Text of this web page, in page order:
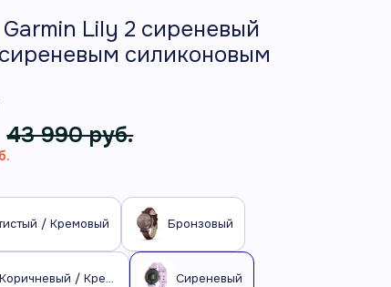
Lily 2 сиреневый
силиконовым
43 990 руб.
/ Кремовый Бронзовый
Золотистый / Коричневый / Кремовый Сиреневый